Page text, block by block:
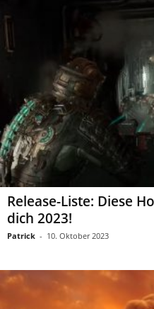
Release-Liste: Diese
dich 2023!
Patrick - 10. Oktober 2023